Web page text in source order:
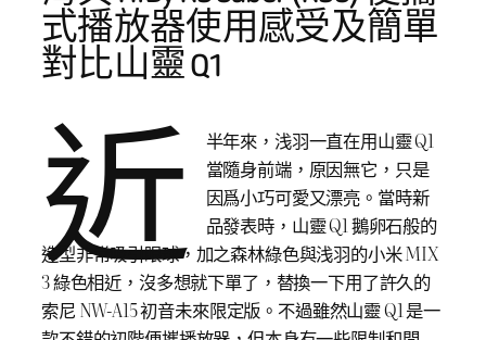
式播放器使用感受及簡單
對比山靈 Q1
近
半年來，浅羽一直在用山靈 Q1
當隨身前端，原因無它，只是
因爲小巧可愛又漂亮。當時新
品發表時，山靈 Q1 鵝卵石般的
造型非常吸引眼球，加之森林綠色與浅羽的小米 MIX
3 綠色相近，沒多想就下單了，替換一下用了許久的
索尼 NW-A15 初音未來限定版。不過雖然山靈 Q1 是一